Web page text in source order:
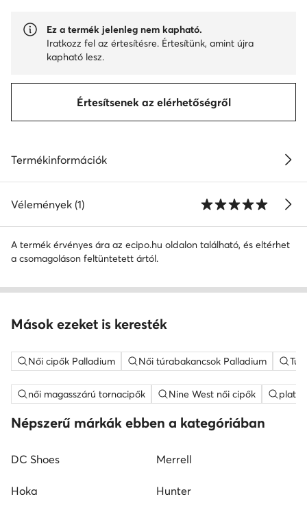
Ez a termék jelenleg nem kapható.
Iratkozz fel az értesítésre. Értesítünk, amint újra
kapható lesz.
Értesítsenek az elérhetőségről
Termékinformációk
Vélemények (1)
A termék érvényes ára az ecipo.hu oldalon található, és eltérhet
a csomagoláson feltüntetett ártól.
Mások ezeket is keresték
Női cipők Palladium Női túrabakancsok Palladium
női magasszárú tornacipők Nine West női cipők
Népszerű márkák ebben a kategóriában
DC Shoes Merrell
Hoka Hunter